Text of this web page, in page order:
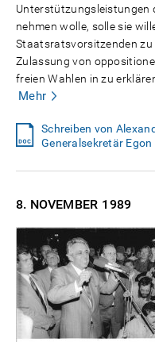
Unterstützungsleistungen
nehmen wolle, solle sie
Staatsratsvorsitzenden zu
Zulassung von
freien Wahlen in zu
Mehr
Schreiben von
Generalsekretär
8. NOVEMBER 1989